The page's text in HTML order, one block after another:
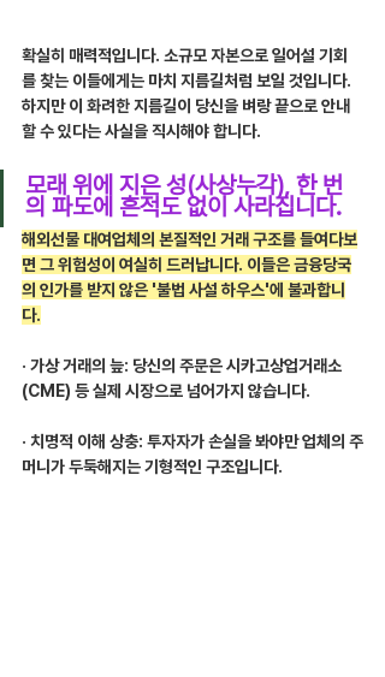
확실히 매력적입니다. 소규모 자본으로 일어설 기회
를 찾는 이들에게는 마치 지름길처럼 보일 것입니다.
하지만 이 화려한 지름길이 당신을 벼랑 끝으로 안내
할 수 있다는 사실을 직시해야 합니다.
모래 위에 지은 성(사상누각), 한 번
의 파도에 흔적도 없이 사라집니다.
해외선물 대여업체의 본질적인 거래 구조를 들여다보
면 그 위험성이 여실히 드러납니다. 이들은 금융당국
의 인가를 받지 않은 '불법 사설 하우스'에 불과합니
다.
· 가상 거래의 늪: 당신의 주문은 시카고상업거래소
(CME) 등 실제 시장으로 넘어가지 않습니다.
· 치명적 이해 상충: 투자자가 손실을 봐야만 업체의 주
머니가 두둑해지는 기형적인 구조입니다.